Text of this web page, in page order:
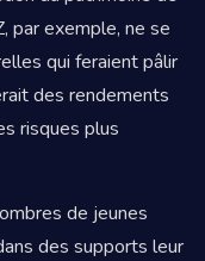
par exemple, ne se
qui feraient pâlir
des rendements
risques plus
de jeunes
des supports leur